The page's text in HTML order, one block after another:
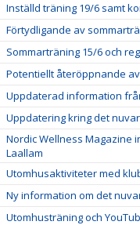
Inställd träning 19/6 samt
Förtydligande av
Sommarträning 15/6 och
Potentiellt återöppnande
Uppdaterad information
Uppdatering kring det
Nordic Wellness Magazine
Laallam
Utomhusaktiviteter med
Ny information om det
Utomhusträning och